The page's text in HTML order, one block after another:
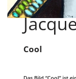
Cool